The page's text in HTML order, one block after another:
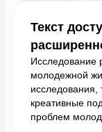
Текст
Исследование
молодежной
исследования,
креативные
проблем